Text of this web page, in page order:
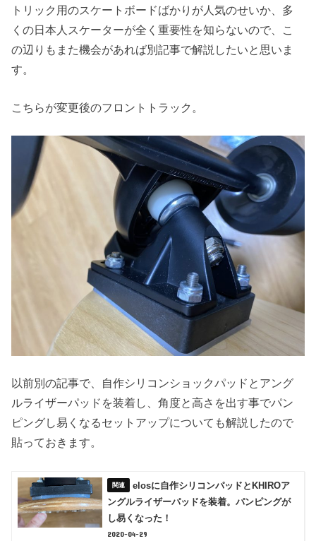
トリック用のスケートボードばかりが人気のせいか、多
くの日本人スケーターが全く重要性を知らないので、こ
の辺りもまた機会があれば別記事で解説したいと思いま
す。
こちらが変更後のフロントトラック。
以前別の記事で、自作シリコンショックパッドとアング
ルライザーパッドを装着し、角度と高さを出す事でパン
ピングし易くなるセットアップについても解説したので
貼っておきます。
elosに自作シリコンパッドとKHIROア
ングルライザーパッドを装着。パンピングが
し易くなった！
2020-04-29